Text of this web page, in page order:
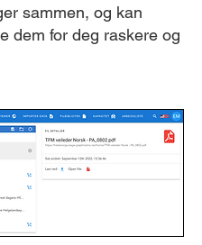
sammen, og kan
dem for deg raskere og